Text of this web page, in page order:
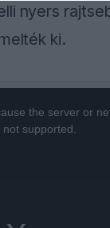
nyers
ki.
the server or
supported.